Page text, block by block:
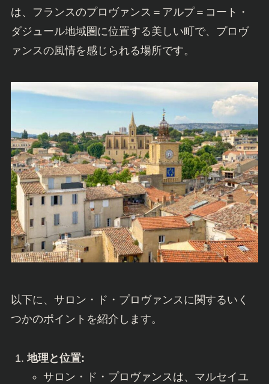
は、フランスのプロヴァンス＝アルプ＝コート・
ダジュール地域圏に位置する美しい町で、プロヴ
ァンスの風情を感じられる場所です。
以下に、サロン・ド・プロヴァンスに関するいく
つかのポイントを紹介します。
地理と位置:
サロン・ド・プロヴァンスは、マルセイユ